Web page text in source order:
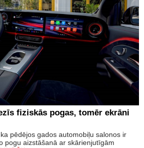
fiziskās pogas, tomēr ekrāni
pēdējos gados automobiļu salonos ir
pogu aizstāšanā ar skārienjutīgām